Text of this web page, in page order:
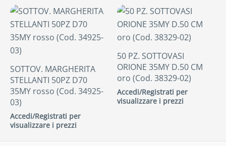
50 PZ. SOTTOVASI
ORIONE 35MY D.50 CM
oro (Cod. 38329-02)
Accedi/Registrati per
visualizzare i prezzi
SOTTOV. MARGHERITA
STELLANTI 50PZ D70
35MY rosso (Cod. 34925-
03)
Accedi/Registrati per
visualizzare i prezzi